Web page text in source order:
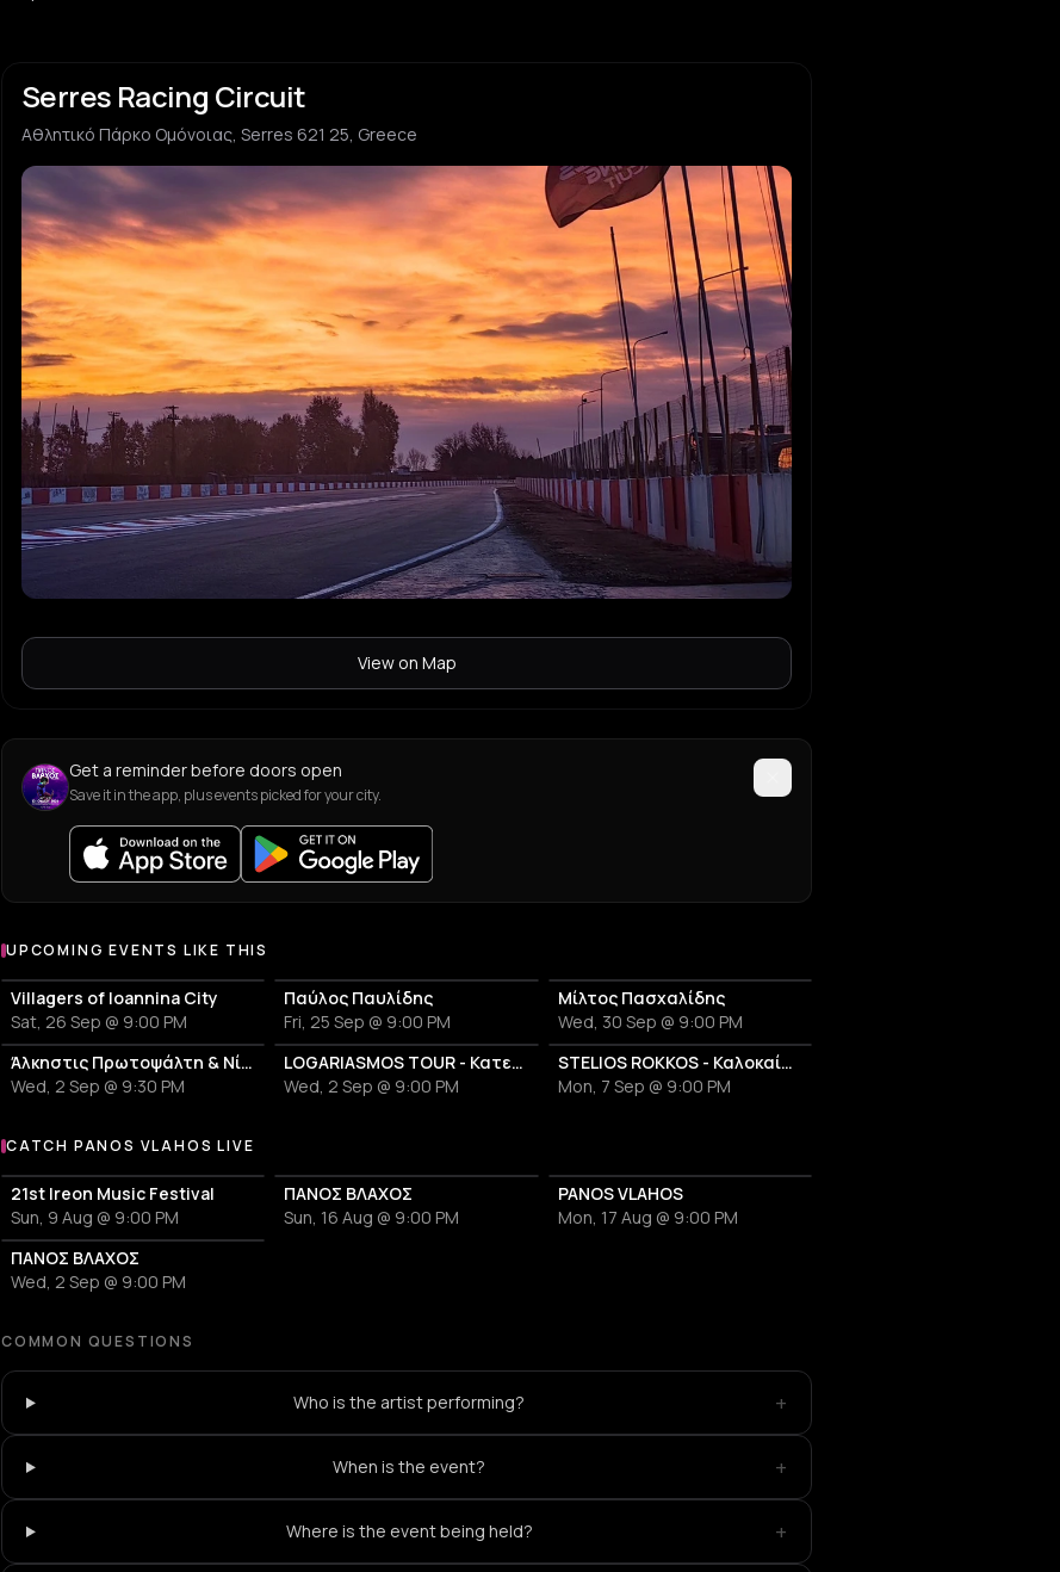
Serres Racing Circuit
Αθλητικό Πάρκο Ομόνοιας, Serres 621 25, Greece
View on Map
Get a reminder before doors open
Save it in the app, plus events picked for your city.
UPCOMING EVENTS LIKE THIS
Villagers of Ioannina City
Sat, 26 Sep @ 9:00 PM
Παύλος Παυλίδης
Fri, 25 Sep @ 9:00 PM
Μίλτος Πασχαλίδης
Wed, 30 Sep @ 9:00 PM
Άλκηστις Πρωτοψάλτη & Νίκος Πορτοκάλογλου
Wed, 2 Sep @ 9:30 PM
LOGARIASMOS TOUR - Κατερίνα Λιόλιου
Wed, 2 Sep @ 9:00 PM
STELIOS ROKKOS - Καλοκαίρι 2026
Mon, 7 Sep @ 9:00 PM
More events with Panos Vlahos
CATCH PANOS VLAHOS LIVE
21st Ireon Music Festival
Sun, 9 Aug @ 9:00 PM
ΠΑΝΟΣ ΒΛΑΧΟΣ
Sun, 16 Aug @ 9:00 PM
PANOS VLAHOS
Mon, 17 Aug @ 9:00 PM
ΠΑΝΟΣ ΒΛΑΧΟΣ
Wed, 2 Sep @ 9:00 PM
COMMON QUESTIONS
Who is the artist performing? +
When is the event? +
Where is the event being held? +